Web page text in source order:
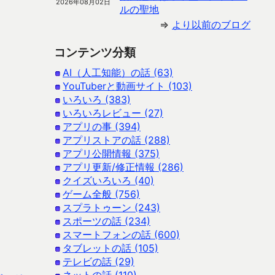
2026年08月02日
ルの聖地
⇒ より以前のブログ
コンテンツ分類
AI（人工知能）の話 (63)
YouTuberと動画サイト (103)
いろいろ (383)
いろいろレビュー (27)
アプリの事 (394)
アプリストアの話 (288)
アプリ公開情報 (375)
アプリ更新/修正情報 (286)
クイズいろいろ (40)
ゲーム全般 (756)
スプラトゥーン (243)
スポーツの話 (234)
スマートフォンの話 (600)
タブレットの話 (105)
テレビの話 (29)